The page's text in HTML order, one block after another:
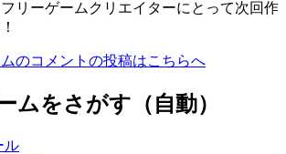
リーゲームクリエイターにとって次回作
のコメントの投稿はこちらへ
ムをさがす（自動）
ル